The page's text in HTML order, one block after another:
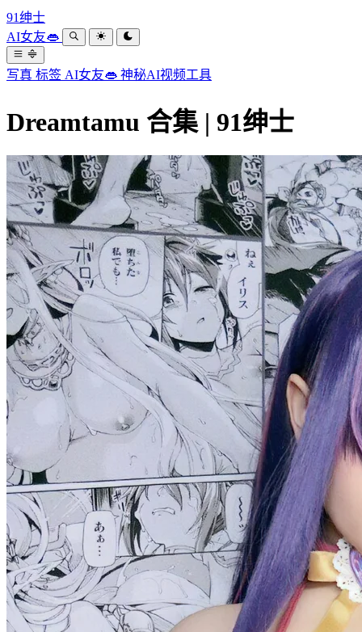
91绅士
AI女友👄
写真 标签 AI女友👄 神秘AI视频工具
Dreamtamu 合集 | 91绅士